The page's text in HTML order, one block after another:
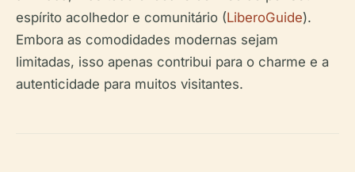
espírito acolhedor e comunitário (LiberoGuide).
Embora as comodidades modernas sejam
limitadas, isso apenas contribui para o charme e a
autenticidade para muitos visitantes.